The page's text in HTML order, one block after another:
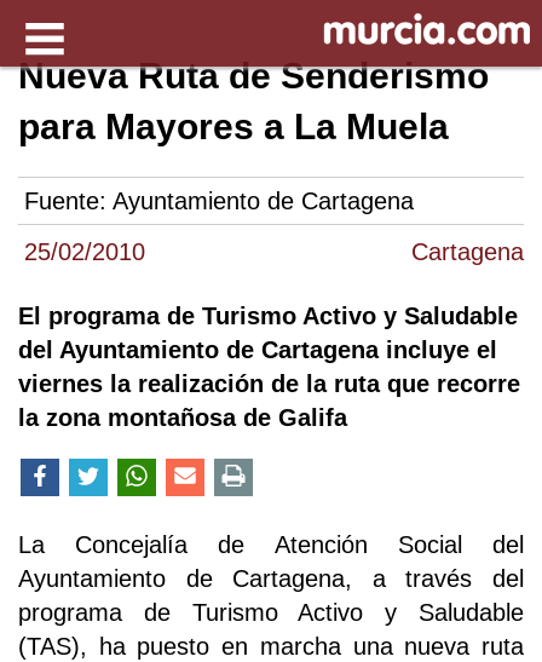
25/02/2010 Cartagena
Nueva Ruta de Senderismo
para Mayores a La Muela
Fuente: Ayuntamiento de Cartagena
El programa de Turismo Activo y Saludable
del Ayuntamiento de Cartagena incluye el
viernes la realización de la ruta que recorre
la zona montañosa de Galifa
La Concejalía de Atención Social del
Ayuntamiento de Cartagena, a través del
programa de Turismo Activo y Saludable
(TAS), ha puesto en marcha una nueva ruta